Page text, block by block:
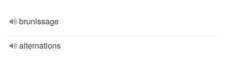
brunissage
alternations